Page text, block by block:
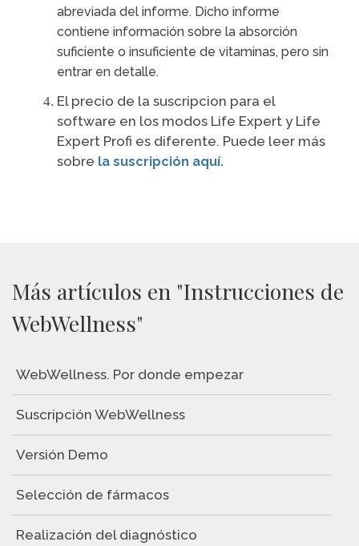
abreviada del informe. Dicho informe
contiene información sobre la absorción
suficiente o insuficiente de vitaminas, pero sin
entrar en detalle.
El precio de la suscripcion para el
software en los modos Life Expert y Life
Expert Profi es diferente. Puede leer más
sobre la suscripción aquí.
Más artículos en "Instrucciones de
WebWellness"
WebWellness. Por donde empezar
Suscripción WebWellness
Versión Demo
Selección de fármacos
Realización del diagnóstico